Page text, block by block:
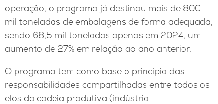
operação, o programa já destinou mais de 800
mil toneladas de embalagens de forma adequada,
sendo 68,5 mil toneladas apenas em 2024, um
aumento de 27% em relação ao ano anterior.
O programa tem como base o princípio das
responsabilidades compartilhadas entre todos os
elos da cadeia produtiva (indústria